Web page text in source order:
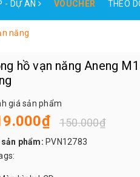
- DỰ ÁN VOUCHER THEO
năng
hồ vạn năng Aneng
giá sản phẩm
150.000₫
sản phẩm: PVN12783